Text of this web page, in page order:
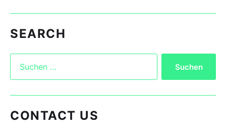
SEARCH
CONTACT US